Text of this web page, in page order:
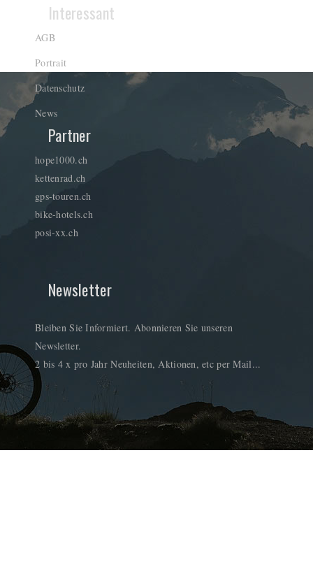
Interessant
AGB
Portrait
Datenschutz
News
Partner
hope1000.ch
kettenrad.ch
gps-touren.ch
bike-hotels.ch
posi-xx.ch
Newsletter
Bleiben Sie Informiert. Abonnieren Sie unseren
Newsletter.
2 bis 4 x pro Jahr Neuheiten, Aktionen, etc per Mail...